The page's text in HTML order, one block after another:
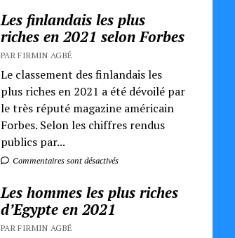
Les finlandais les plus
riches en 2021 selon Forbes
PAR FIRMIN AGBÉ
Le classement des finlandais les
plus riches en 2021 a été dévoilé par
le très réputé magazine américain
Forbes. Selon les chiffres rendus
publics par...
Commentaires sont désactivés
Les hommes les plus riches
d’Egypte en 2021
PAR FIRMIN AGBÉ